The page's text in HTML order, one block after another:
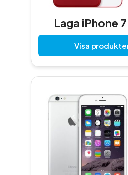
Laga iPhone
Visa